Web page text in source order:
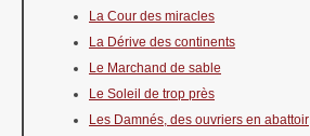
La Cour des miracles
La Dérive des continents
Le Marchand de sable
Le Soleil de trop près
Les Damnés, des ouvriers en abattoir